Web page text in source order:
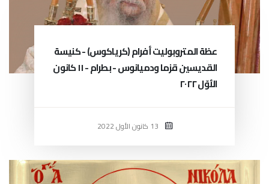
عظة المتروبوليت أفرام (كرياكوس) - كنيسة
القديسين قزما ودميانوس - بطرام - ١١ كانون
الأوّل ٢٠٢٢